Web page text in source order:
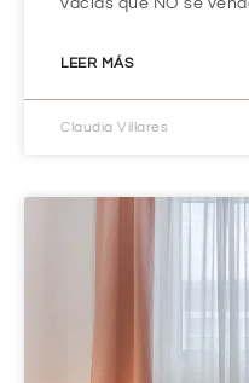
vacías que NO se
LEER MÁS
Claudia Villares